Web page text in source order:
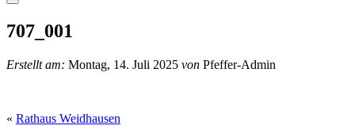
707_001
Erstellt am: Montag, 14. Juli 2025 von Pfeffer-Admin
« Rathaus Weidhausen